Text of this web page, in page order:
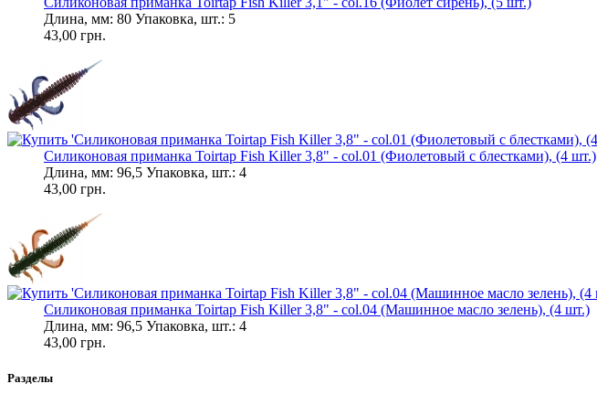
Длина, мм: 80 Упаковка, шт.: 5
43,00 грн.
Силиконовая приманка Toirtap Fish Killer 3,8" - col.01 (Фиолетовый с блестками), (4 шт.)
Длина, мм: 96,5 Упаковка, шт.: 4
43,00 грн.
Силиконовая приманка Toirtap Fish Killer 3,8" - col.04 (Машинное масло зелень), (4 шт.)
Длина, мм: 96,5 Упаковка, шт.: 4
43,00 грн.
Разделы